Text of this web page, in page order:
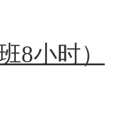
8小时）